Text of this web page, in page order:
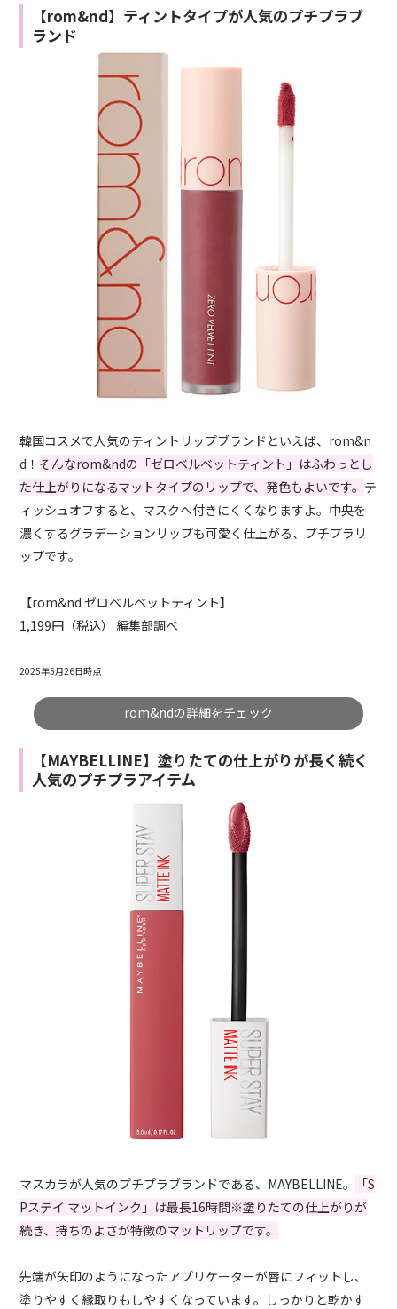
【rom&nd】ティントタイプが人気のプチプラブ
ランド
韓国コスメで人気のティントリップブランドといえば、rom&n
d！ そんなrom&ndの「ゼロベルベットティント」はふわっとし
た仕上がりになるマットタイプのリップで、発色もよいです。 テ
ィッシュオフすると、マスクへ付きにくくなりますよ。中央を
濃くするグラデーションリップも可愛く仕上がる、プチプラリ
ップです。
【rom&nd ゼロベルベットティント】
1,199円（税込） 編集部調べ
2025年5月26日時点
rom&ndの詳細をチェック
【MAYBELLINE】塗りたての仕上がりが長く続く
人気のプチプラアイテム
マスカラが人気のプチプラブランドである、MAYBELLINE。
「S
Pステイ マットインク」は最長16時間※塗りたての仕上がりが
続き、持ちのよさが特徴のマットリップです。
先端が矢印のようになったアプリケーターが唇にフィットし、
塗りやすく縁取りもしやすくなっています。しっかりと乾かす